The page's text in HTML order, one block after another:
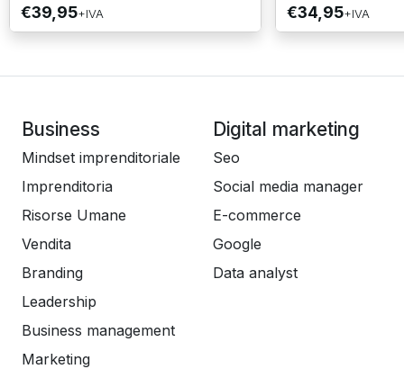
€39,95+IVA €34,95+IVA
Business
Mindset imprenditoriale
Imprenditoria
Risorse Umane
Vendita
Branding
Leadership
Business management
Marketing
Digital marketing
Seo
Social media manager
E-commerce
Google
Data analyst